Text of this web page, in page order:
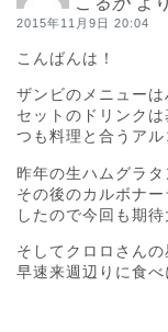
2015年11月9日 20:04
こんばんは！
ザンビのメニュー
セットのドリンク
つも料理と合うア
昨年の生ハムグラ
その後のカルボナ
したので今回も期待
そしてクロロさん
早速来週辺りに食